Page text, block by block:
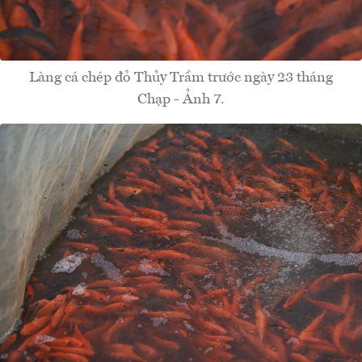
Làng cá chép đỏ Thủy Trầm trước ngày 23 tháng
Chạp - Ảnh 7.